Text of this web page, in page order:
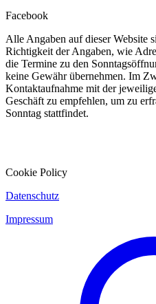
Facebook
Alle Angaben auf dieser Website
Richtigkeit der Angaben, wie
die Termine zu den
keine Gewähr übernehmen. Im
Kontaktaufnahme mit der
Geschäft zu empfehlen, um zu
Sonntag stattfindet.
Cookie Policy
Datenschutz
Impressum